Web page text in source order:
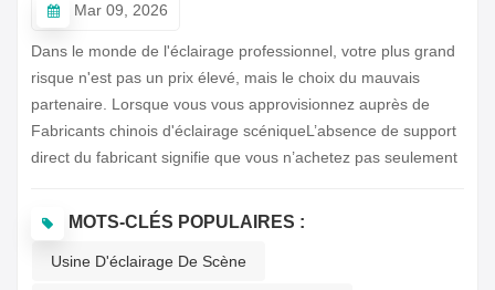
Mar 09, 2026
Dans le monde de l'éclairage professionnel, votre plus grand
risque n'est pas un prix élevé, mais le choix du mauvais
partenaire. Lorsque vous vous approvisionnez auprès de
Fabricants chinois d'éclairage scéniqueL’absence de support
direct du fabricant signifie que vous n’achetez pas seulement
lorsque des soucis après-vente surviendront
inévitablement.Le marché chinois pour Éclairage scénique
professionnel Le secteur est extrêmement concurrentiel, et
MOTS-CLÉS POPULAIRES :
Usine D'éclairage De Scène